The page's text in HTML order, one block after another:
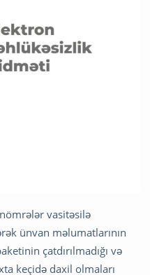
vasitəsilə
ünvan məlumatlarının
çatdırılmadığı və
keçidə daxil olmaları